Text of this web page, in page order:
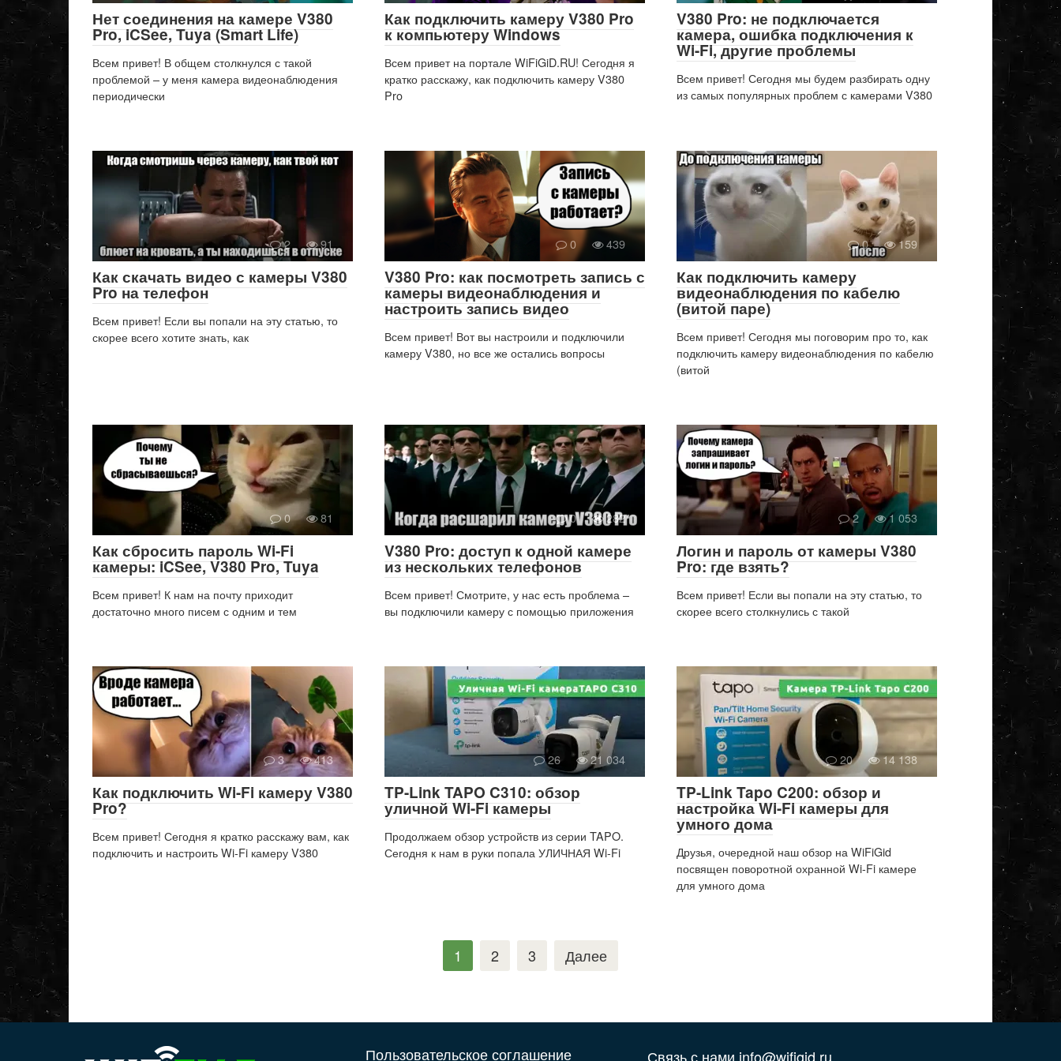
Нет соединения на камере V380
Pro, iCSee, Tuya (Smart Life)
Всем привет! В общем столкнулся с такой
проблемой – у меня камера видеонаблюдения
периодически
Как подключить камеру V380 Pro
к компьютеру Windows
Всем привет на портале WiFiGiD.RU! Сегодня я
кратко расскажу, как подключить камеру V380
Pro
V380 Pro: не подключается
камера, ошибка подключения к
Wi-Fi, другие проблемы
Всем привет! Сегодня мы будем разбирать одну
из самых популярных проблем с камерами V380
2 91
Как скачать видео с камеры V380
Pro на телефон
Всем привет! Если вы попали на эту статью, то
скорее всего хотите знать, как
0 439
V380 Pro: как посмотреть запись с
камеры видеонаблюдения и
настроить запись видео
Всем привет! Вот вы настроили и подключили
камеру V380, но все же остались вопросы
0 159
Как подключить камеру
видеонаблюдения по кабелю
(витой паре)
Всем привет! Сегодня мы поговорим про то, как
подключить камеру видеонаблюдения по кабелю
(витой
0 81
Как сбросить пароль Wi-Fi
камеры: iCSee, V380 Pro, Tuya
Всем привет! К нам на почту приходит
достаточно много писем с одним и тем
0 282
V380 Pro: доступ к одной камере
из нескольких телефонов
Всем привет! Смотрите, у нас есть проблема –
вы подключили камеру с помощью приложения
2 1 053
Логин и пароль от камеры V380
Pro: где взять?
Всем привет! Если вы попали на эту статью, то
скорее всего столкнулись с такой
3 413
Как подключить Wi-Fi камеру V380
Pro?
Всем привет! Сегодня я кратко расскажу вам, как
подключить и настроить Wi-Fi камеру V380
26 21 034
TP-Link TAPO C310: обзор
уличной Wi-Fi камеры
Продолжаем обзор устройств из серии TAPO.
Сегодня к нам в руки попала УЛИЧНАЯ Wi-Fi
20 14 138
TP-Link Tapo C200: обзор и
настройка Wi-Fi камеры для
умного дома
Друзья, очередной наш обзор на WiFiGid
посвящен поворотной охранной Wi-Fi камере
для умного дома
1 2 3 Далее
Пользовательское соглашение
Связь с нами info@wifigid.ru